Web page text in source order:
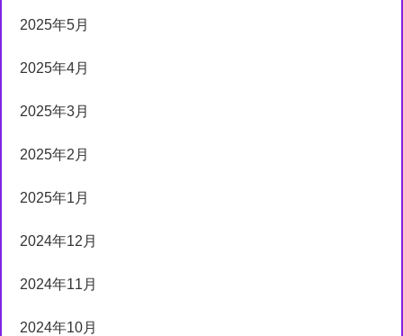
2025年5月
2025年4月
2025年3月
2025年2月
2025年1月
2024年12月
2024年11月
2024年10月